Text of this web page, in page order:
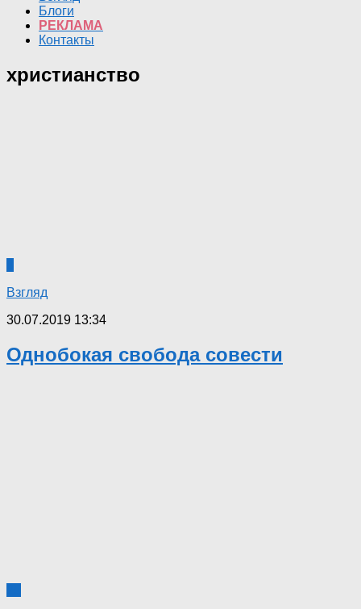
Блоги
РЕКЛАМА
Контакты
христианство
Взгляд
30.07.2019 13:34
Однобокая свобода совести